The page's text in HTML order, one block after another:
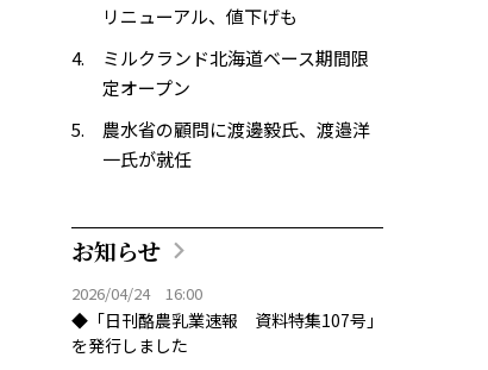
リニューアル、値下げも
ミルクランド北海道ベース期間限
定オープン
農水省の顧問に渡邊毅氏、渡邉洋
一氏が就任
お知らせ
2026/04/24 16:00
◆「日刊酪農乳業速報 資料特集107号」
を発行しました